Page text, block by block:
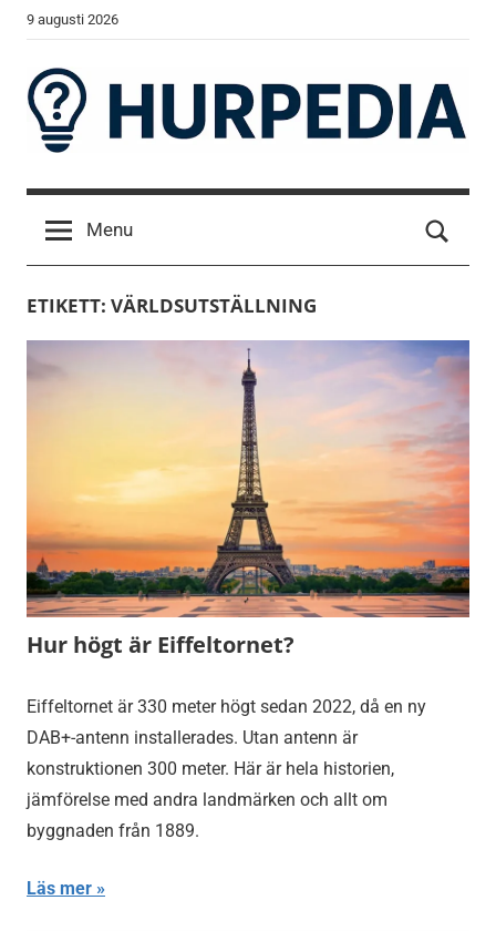
Skip
content
9 augusti 2026
Hurpedia
förklarad
sätt
Menu
ETIKETT: VÄRLDSUTSTÄLLNING
Hur högt är Eiffeltornet?
Eiffeltornet är 330 meter högt sedan 2022, då en ny
DAB+-antenn installerades. Utan antenn är
konstruktionen 300 meter. Här är hela historien,
jämförelse med andra landmärken och allt om
byggnaden från 1889.
Läs mer